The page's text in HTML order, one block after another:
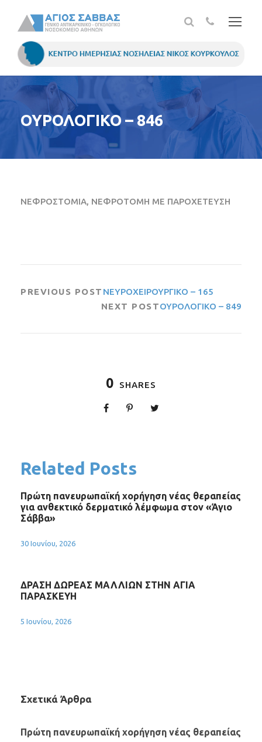
ΟΥΡΟΛΟΓΙΚΟ – 846
ΝΕΦΡΟΣΤΟΜΙΑ, ΝΕΦΡΟΤΟΜΗ ΜΕ ΠΑΡΟΧΕΤΕΥΣΗ
PREVIOUS POST ΝΕΥΡΟΧΕΙΡΟΥΡΓΙΚΟ – 165
NEXT POSTΟΥΡΟΛΟΓΙΚΟ – 849
0 SHARES
Related Posts
Πρώτη πανευρωπαϊκή χορήγηση νέας θεραπείας
για ανθεκτικό δερματικό λέμφωμα στον «Άγιο
Σάββα»
30 Ιουνίου, 2026
ΔΡΑΣΗ ΔΩΡΕΑΣ ΜΑΛΛΙΩΝ ΣΤΗΝ ΑΓΙΑ
ΠΑΡΑΣΚΕΥΗ
5 Ιουνίου, 2026
Σχετικά Άρθρα
Πρώτη πανευρωπαϊκή χορήγηση νέας θεραπείας